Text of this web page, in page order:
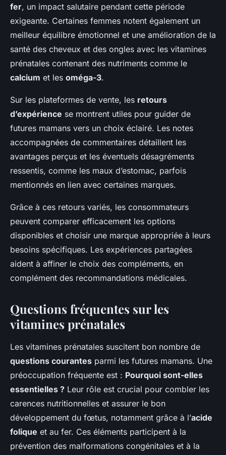
fer, un impact salutaire pendant cette période
exigeante. Certaines femmes notent également un
meilleur équilibre émotionnel et une amélioration de la
santé des cheveux et des ongles avec les vitamines
prénatales contenant des nutriments comme le
calcium et les oméga-3.
Sur les plateformes de vente, les retours
d’expérience se montrent utiles pour guider de
futures mamans vers un choix éclairé. Les notes
accompagnées de commentaires détaillent les
avantages perçus et les éventuels désagréments
ressentis, comme les maux d’estomac, parfois
mentionnés en lien avec certaines marques.
Grâce à ces retours variés, les consommateurs
peuvent comparer efficacement les options
disponibles et choisir une marque appropriée à leurs
besoins spécifiques. Les expériences partagées
aident à affiner le choix des compléments, en
complément des recommandations médicales.
Questions fréquentes sur les
vitamines prénatales
Les vitamines prénatales suscitent bon nombre de
questions courantes parmi les futures mamans. Une
préoccupation fréquente est : Pourquoi sont-elles
essentielles ? Leur rôle est crucial pour combler les
carences nutritionnelles et assurer le bon
développement du fœtus, notamment grâce à l’acide
folique et au fer. Ces éléments participent à la
prévention des malformations congénitales et à la